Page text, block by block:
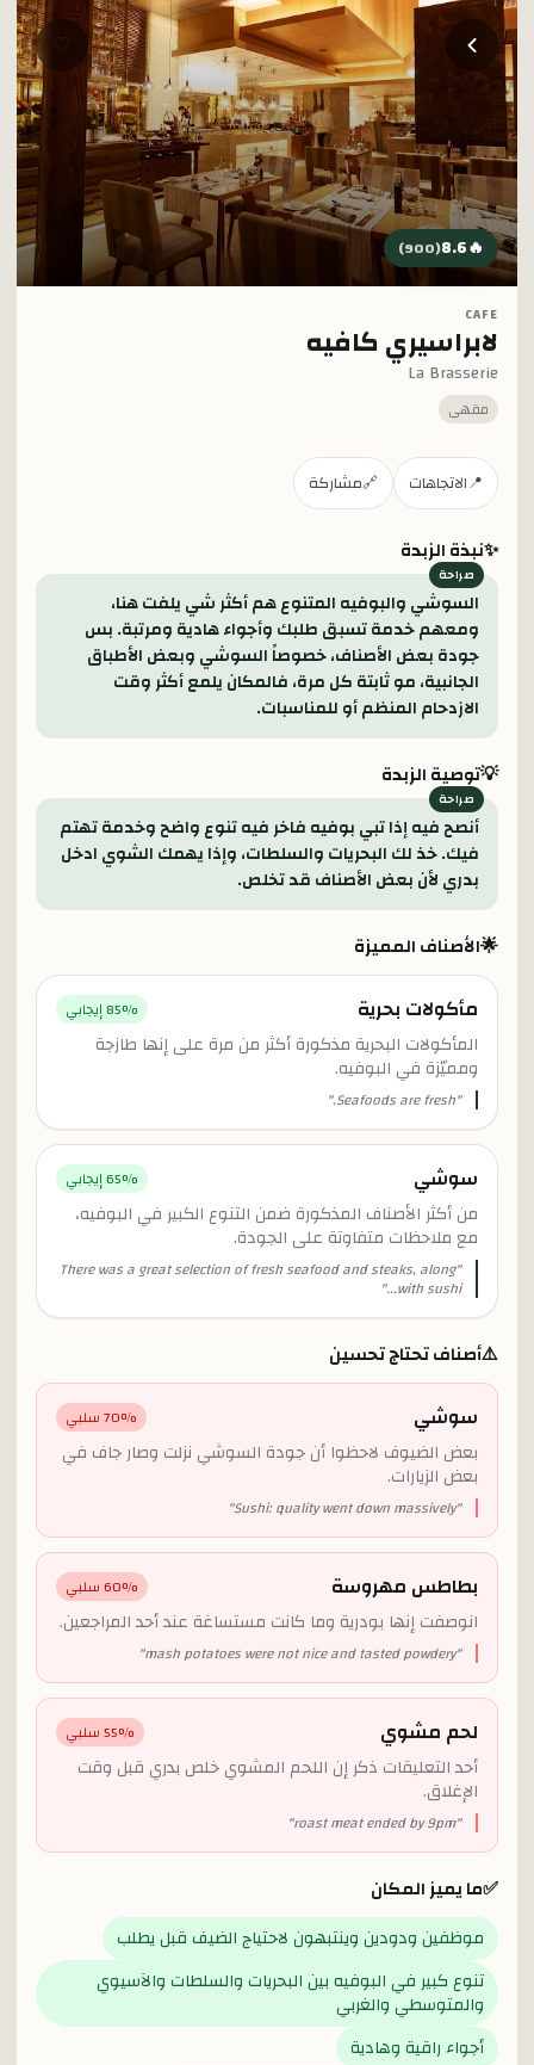
تخطي إلى المحتوى الرئيسي
🤍
🔥
8.6
(
900
)
CAFE
لابراسيري كافيه
La Brasserie
مقهى
📍الاتجاهات 🔗مشاركة
✨نبذة الزبدة
السوشي والبوفيه المتنوع هم أكثر شي يلفت هنا،
ومعهم خدمة تسبق طلبك وأجواء هادية ومرتبة. بس
جودة بعض الأصناف، خصوصاً السوشي وبعض الأطباق
الجانبية، مو ثابتة كل مرة، فالمكان يلمع أكثر وقت
الازدحام المنظم أو للمناسبات.
💡توصية الزبدة
أنصح فيه إذا تبي بوفيه فاخر فيه تنوع واضح وخدمة تهتم
فيك. خذ لك البحريات والسلطات، وإذا يهمك الشوي ادخل
بدري لأن بعض الأصناف قد تخلص.
🌟الأصناف المميزة
مأكولات بحرية 85% إيجابي
المأكولات البحرية مذكورة أكثر من مرة على إنها طازجة
ومميّزة في البوفيه.
"
Seafoods are fresh.
"
سوشي 65% إيجابي
من أكثر الأصناف المذكورة ضمن التنوع الكبير في البوفيه،
مع ملاحظات متفاوتة على الجودة.
"
There was a great selection of fresh seafood and steaks, along
with sushi...
"
⚠️أصناف تحتاج تحسين
سوشي 70% سلبي
بعض الضيوف لاحظوا أن جودة السوشي نزلت وصار جاف في
بعض الزيارات.
"
Sushi: quality went down massively
"
بطاطس مهروسة 60% سلبي
انوصفت إنها بودرية وما كانت مستساغة عند أحد المراجعين.
"
mash potatoes were not nice and tasted powdery
"
لحم مشوي 55% سلبي
أحد التعليقات ذكر إن اللحم المشوي خلص بدري قبل وقت
الإغلاق.
"
roast meat ended by 9pm
"
✅ما يميز المكان
موظفين ودودين وينتبهون لاحتياج الضيف قبل يطلب
تنوع كبير في البوفيه بين البحريات والسلطات والآسيوي
والمتوسطي والغربي
أجواء راقية وهادية